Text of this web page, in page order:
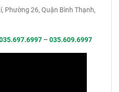
Phường 26, Quận Bình Thạnh,
– 035.609.6997